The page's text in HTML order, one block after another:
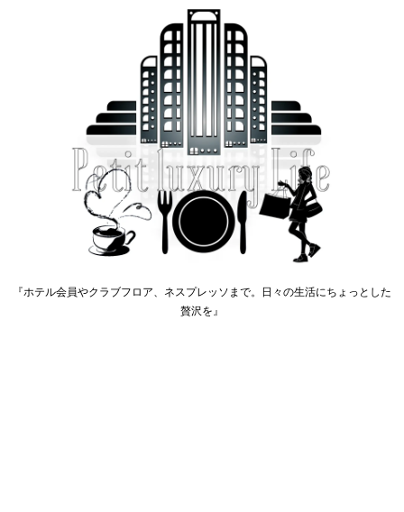
『ホテル会員やクラブフロア、ネスプレッソまで。日々の生活にちょっとした
贅沢を』